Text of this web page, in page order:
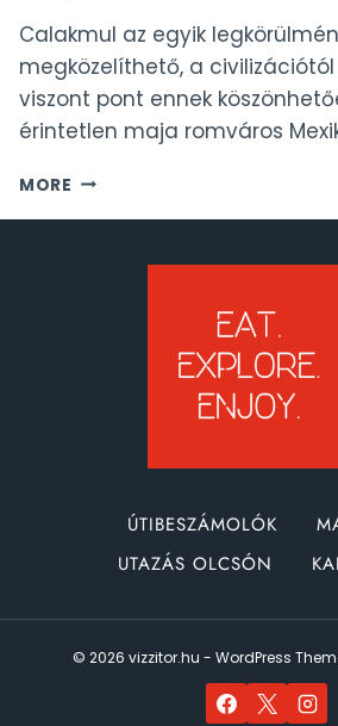
Calakmul az egyik
megközelíthető, a
viszont pont ennek
érintetlen maja romváros
MORE CALAKMUL
ÚTIBESZÁMOLÓK
UTAZÁS OLCSÓN
© 2026 vizzitor.hu - WordPress